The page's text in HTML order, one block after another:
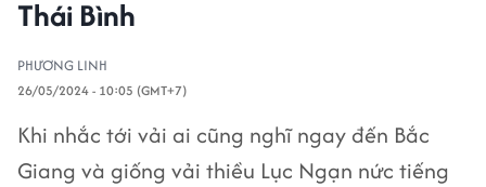
Thái Bình
PHƯƠNG LINH
26/05/2024 - 10:05 (GMT+7)
Khi nhắc tới vải ai cũng nghĩ ngay đến Bắc
Giang và giống vải thiều Lục Ngạn nức tiếng